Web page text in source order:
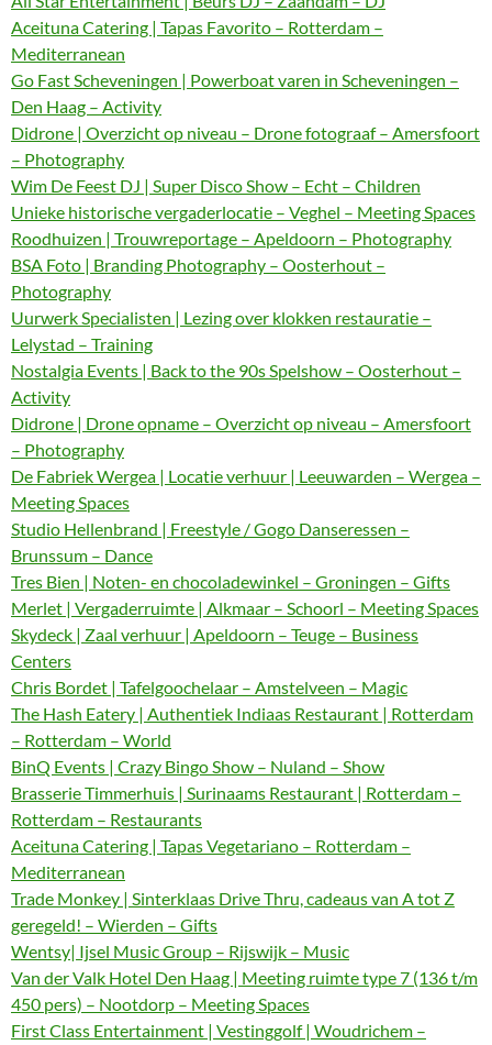
Aceituna Catering | Tapas Favorito – Rotterdam –
Mediterranean
Go Fast Scheveningen | Powerboat varen in Scheveningen –
Den Haag – Activity
Didrone | Overzicht op niveau – Drone fotograaf – Amersfoort
– Photography
Wim De Feest DJ | Super Disco Show – Echt – Children
Unieke historische vergaderlocatie – Veghel – Meeting Spaces
Roodhuizen | Trouwreportage – Apeldoorn – Photography
BSA Foto | Branding Photography – Oosterhout –
Photography
Uurwerk Specialisten | Lezing over klokken restauratie –
Lelystad – Training
Nostalgia Events | Back to the 90s Spelshow – Oosterhout –
Activity
Didrone | Drone opname – Overzicht op niveau – Amersfoort
– Photography
De Fabriek Wergea | Locatie verhuur | Leeuwarden – Wergea –
Meeting Spaces
Studio Hellenbrand | Freestyle / Gogo Danseressen –
Brunssum – Dance
Tres Bien | Noten- en chocoladewinkel – Groningen – Gifts
Merlet | Vergaderruimte | Alkmaar – Schoorl – Meeting Spaces
Skydeck | Zaal verhuur | Apeldoorn – Teuge – Business
Centers
Chris Bordet | Tafelgoochelaar – Amstelveen – Magic
The Hash Eatery | Authentiek Indiaas Restaurant | Rotterdam
– Rotterdam – World
BinQ Events | Crazy Bingo Show – Nuland – Show
Brasserie Timmerhuis | Surinaams Restaurant | Rotterdam –
Rotterdam – Restaurants
Aceituna Catering | Tapas Vegetariano – Rotterdam –
Mediterranean
Trade Monkey | Sinterklaas Drive Thru, cadeaus van A tot Z
geregeld! – Wierden – Gifts
Wentsy| Ijsel Music Group – Rijswijk – Music
Van der Valk Hotel Den Haag | Meeting ruimte type 7 (136 t/m
450 pers) – Nootdorp – Meeting Spaces
First Class Entertainment | Vestinggolf | Woudrichem –